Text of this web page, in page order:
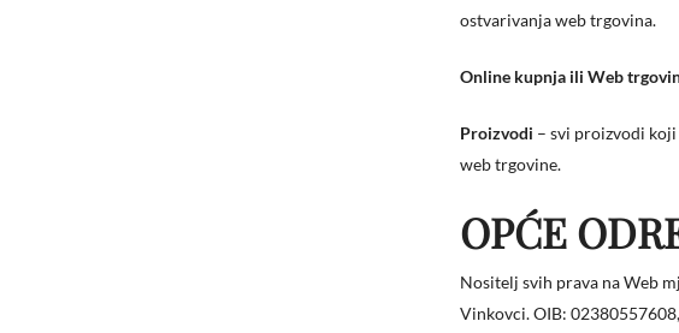
ostvarivanja web trgovina.
Online kupnja ili Web
Proizvodi – svi proizvodi
web trgovine.
OPĆE
Nositelj svih prava na Web
Vinkovci. OIB: